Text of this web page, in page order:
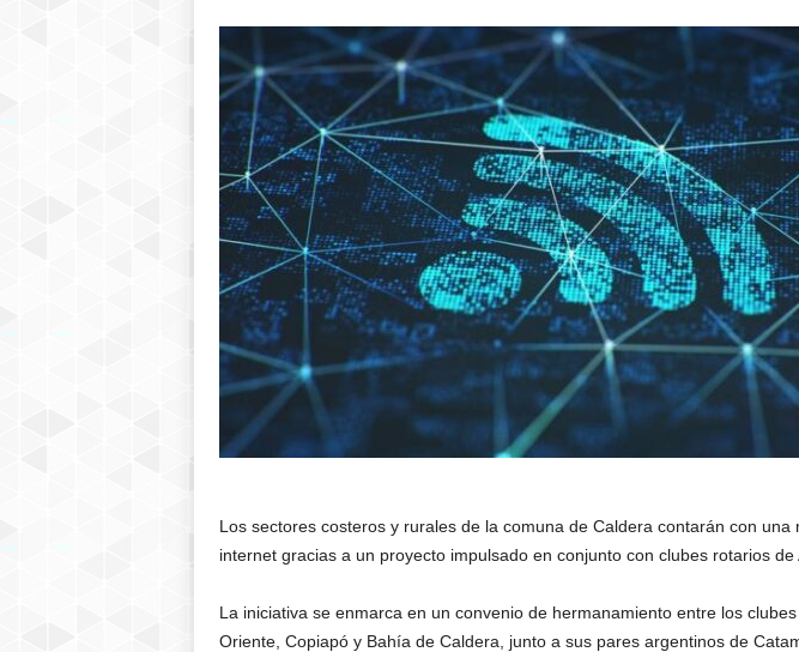
Los sectores costeros y rurales de la comuna de Caldera contarán con una
internet gracias a un proyecto impulsado en conjunto con clubes rotarios de
La iniciativa se enmarca en un convenio de hermanamiento entre los
Oriente, Copiapó y Bahía de Caldera, junto a sus pares argentinos de